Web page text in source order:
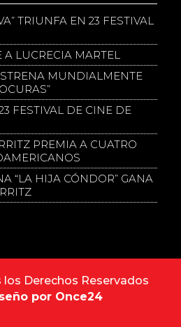
TRIUNFA EN 23 FESTIVAL
A LUCRECIA MARTEL
MUNDIALMENTE
FESTIVAL DE CINE DE
PREMIA A CUATRO
“LA HIJA CÓNDOR” GANA
los Derechos Reservados
por Once24